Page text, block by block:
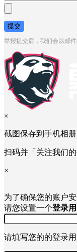
提交
举报提交后，我们会以邮
×
截图保存到手机相
扫码并「关注我们
×
为了确保您的账户
请您设置一个登录
请填写您的的登录